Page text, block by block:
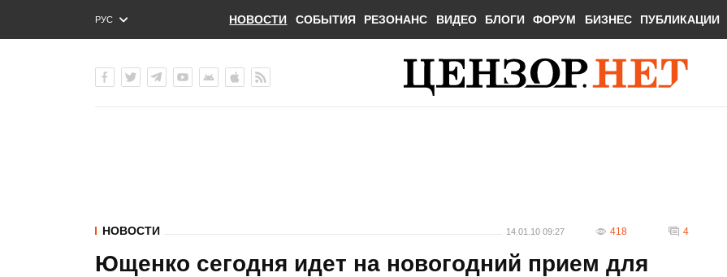
РУС
ENG
НОВОСТИ СОБЫТИЯ РЕЗОНАНС ВИДЕО БЛОГИ ФОРУМ БИЗНЕС ПУБЛИКАЦИИ
НОВОСТИ 14.01.10 09:27 418 4
Ющенко сегодня идет на новогодний прием для